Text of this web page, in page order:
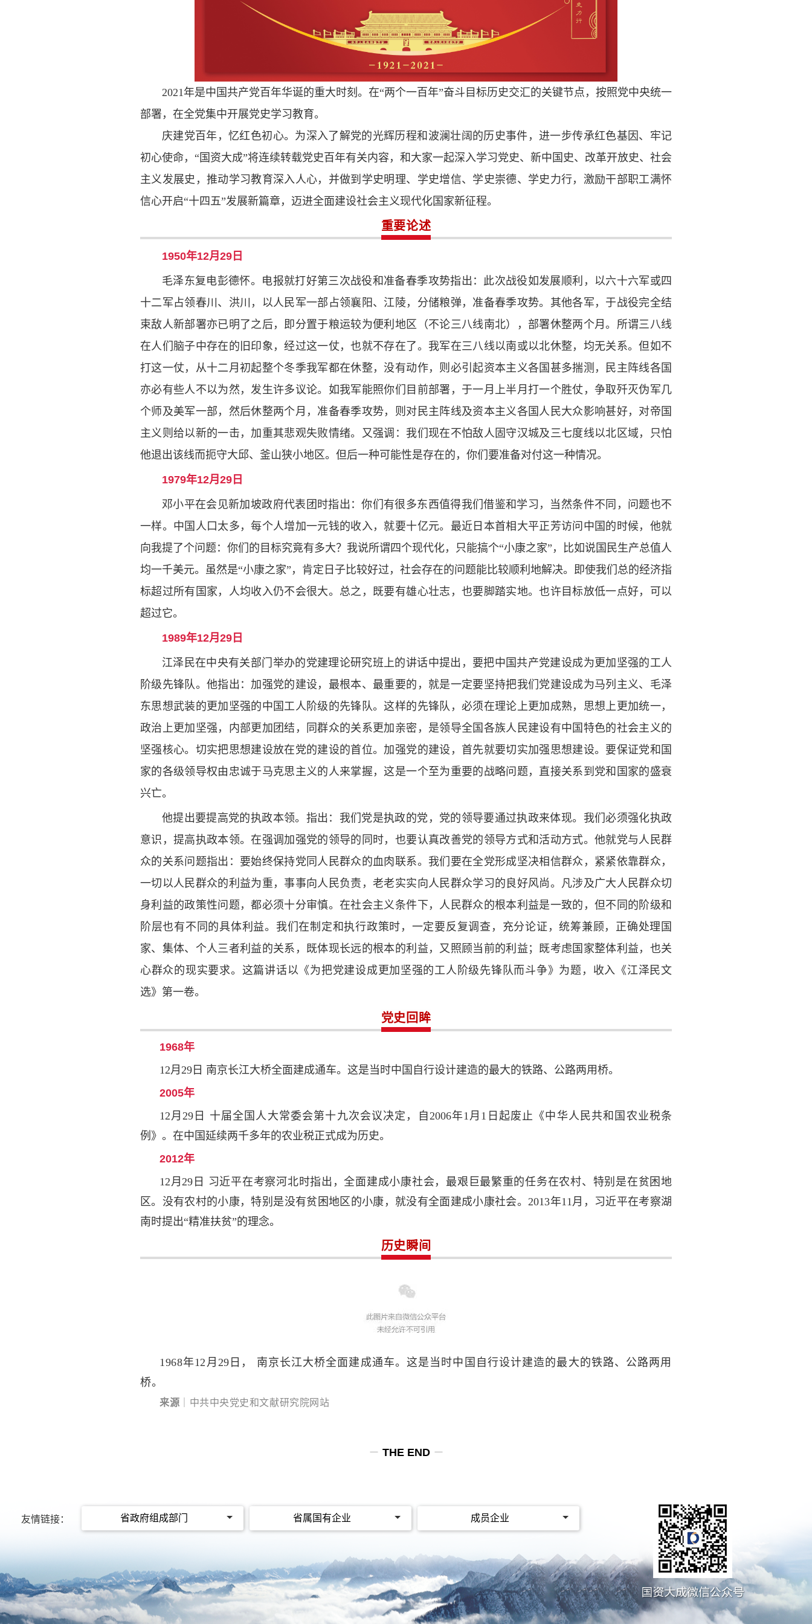
2021年是中国共产党百年华诞的重大时刻。在“两个一百年”奋斗目标历史交汇的关键节点，按照党中央统一
部署，在全党集中开展党史学习教育。
庆建党百年，忆红色初心。为深入了解党的光辉历程和波澜壮阔的历史事件，进一步传承红色基因、牢记
初心使命，“国资大成”将连续转载党史百年有关内容，和大家一起深入学习党史、新中国史、改革开放史、社会
主义发展史，推动学习教育深入人心，并做到学史明理、学史增信、学史崇德、学史力行，激励干部职工满怀
信心开启“十四五”发展新篇章，迈进全面建设社会主义现代化国家新征程。
重要论述
1950年12月29日
毛泽东复电彭德怀。电报就打好第三次战役和准备春季攻势指出：此次战役如发展顺利，以六十六军或四
十二军占领春川、洪川，以人民军一部占领襄阳、江陵，分储粮弹，准备春季攻势。其他各军，于战役完全结
束敌人新部署亦已明了之后，即分置于粮运较为便利地区（不论三八线南北），部署休整两个月。所谓三八线
在人们脑子中存在的旧印象，经过这一仗，也就不存在了。我军在三八线以南或以北休整，均无关系。但如不
打这一仗，从十二月初起整个冬季我军都在休整，没有动作，则必引起资本主义各国甚多揣测，民主阵线各国
亦必有些人不以为然，发生许多议论。如我军能照你们目前部署，于一月上半月打一个胜仗，争取歼灭伪军几
个师及美军一部，然后休整两个月，准备春季攻势，则对民主阵线及资本主义各国人民大众影响甚好，对帝国
主义则给以新的一击，加重其悲观失败情绪。又强调：我们现在不怕敌人固守汉城及三七度线以北区域，只怕
他退出该线而扼守大邱、釜山狭小地区。但后一种可能性是存在的，你们要准备对付这一种情况。
1979年12月29日
邓小平在会见新加坡政府代表团时指出：你们有很多东西值得我们借鉴和学习，当然条件不同，问题也不
一样。中国人口太多，每个人增加一元钱的收入，就要十亿元。最近日本首相大平正芳访问中国的时候，他就
向我提了个问题：你们的目标究竟有多大？我说所谓四个现代化，只能搞个“小康之家”，比如说国民生产总值人
均一千美元。虽然是“小康之家”，肯定日子比较好过，社会存在的问题能比较顺利地解决。即使我们总的经济指
标超过所有国家，人均收入仍不会很大。总之，既要有雄心壮志，也要脚踏实地。也许目标放低一点好，可以
超过它。
1989年12月29日
江泽民在中央有关部门举办的党建理论研究班上的讲话中提出，要把中国共产党建设成为更加坚强的工人
阶级先锋队。他指出：加强党的建设，最根本、最重要的，就是一定要坚持把我们党建设成为马列主义、毛泽
东思想武装的更加坚强的中国工人阶级的先锋队。这样的先锋队，必须在理论上更加成熟，思想上更加统一，
政治上更加坚强，内部更加团结，同群众的关系更加亲密，是领导全国各族人民建设有中国特色的社会主义的
坚强核心。切实把思想建设放在党的建设的首位。加强党的建设，首先就要切实加强思想建设。要保证党和国
家的各级领导权由忠诚于马克思主义的人来掌握，这是一个至为重要的战略问题，直接关系到党和国家的盛衰
兴亡。
他提出要提高党的执政本领。指出：我们党是执政的党，党的领导要通过执政来体现。我们必须强化执政
意识，提高执政本领。在强调加强党的领导的同时，也要认真改善党的领导方式和活动方式。他就党与人民群
众的关系问题指出：要始终保持党同人民群众的血肉联系。我们要在全党形成坚决相信群众，紧紧依靠群众，
一切以人民群众的利益为重，事事向人民负责，老老实实向人民群众学习的良好风尚。凡涉及广大人民群众切
身利益的政策性问题，都必须十分审慎。在社会主义条件下，人民群众的根本利益是一致的，但不同的阶级和
阶层也有不同的具体利益。我们在制定和执行政策时，一定要反复调查，充分论证，统筹兼顾，正确处理国
家、集体、个人三者利益的关系，既体现长远的根本的利益，又照顾当前的利益；既考虑国家整体利益，也关
心群众的现实要求。这篇讲话以《为把党建设成更加坚强的工人阶级先锋队而斗争》为题，收入《江泽民文
选》第一卷。
党史回眸
1968年
12月29日 南京长江大桥全面建成通车。这是当时中国自行设计建造的最大的铁路、公路两用桥。
2005年
12月29日 十届全国人大常委会第十九次会议决定，自2006年1月1日起废止《中华人民共和国农业税条
例》。在中国延续两千多年的农业税正式成为历史。
2012年
12月29日 习近平在考察河北时指出，全面建成小康社会，最艰巨最繁重的任务在农村、特别是在贫困地
区。没有农村的小康，特别是没有贫困地区的小康，就没有全面建成小康社会。2013年11月，习近平在考察湖
南时提出“精准扶贫”的理念。
历史瞬间
1968年12月29日， 南京长江大桥全面建成通车。这是当时中国自行设计建造的最大的铁路、公路两用
桥。
来源 ｜中共中央党史和文献研究院网站
－ THE END－
友情链接： 省政府组成部门 省属国有企业 成员企业